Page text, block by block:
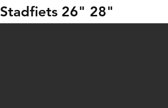
Stadfiets 26" 28"